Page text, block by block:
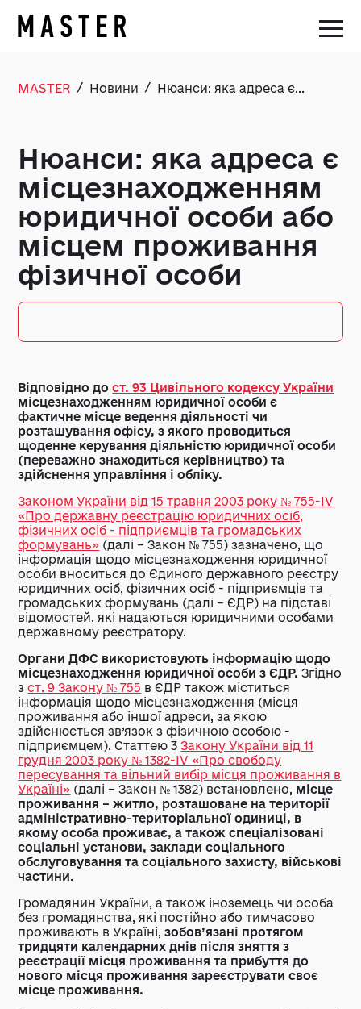
MASTER / Новини / Нюанси: яка адреса є...
Нюанси: яка адреса є
місцезнаходженням
юридичної особи або
місцем проживання
фізичної особи
Відповідно дост. 93 Цивільного кодексу України
місцезнаходженням юридичної особи є
фактичне місце ведення діяльності чи
розташування офісу, з якого проводиться
щоденне керування діяльністю юридичної особи
(переважно знаходиться керівництво) та
здійснення управління і обліку.
Законом України від 15 травня 2003 року № 755-IV
«Про державну реєстрацію юридичних осіб,
фізичних осіб - підприємців та громадських
формувань» (далі – Закон № 755) зазначено, що
інформація щодо місцезнаходження юридичної
особи вноситься до Єдиного державного реєстру
юридичних осіб, фізичних осіб - підприємців та
громадських формувань (далі – ЄДР) на підставі
відомостей, які надаються юридичними особами
державному реєстратору.
Органи ДФС використовують інформацію щодо
місцезнаходження юридичної особи з ЄДР. Згідно
зст. 9 Закону № 755 в ЄДР також міститься
інформація щодо місцезнаходження (місця
проживання або іншої адреси, за якою
здійснюється зв’язок з фізичною особою -
підприємцем). Статтею 3Закону України від 11
грудня 2003 року № 1382-IV «Про свободу
пересування та вільний вибір місця проживання в
Україні» (далі – Закон № 1382) встановлено, місце
проживання – житло, розташоване на території
адміністративно-територіальної одиниці, в
якому особа проживає, а також спеціалізовані
соціальні установи, заклади соціального
обслуговування та соціального захисту, військові
частини.
Громадянин України, а також іноземець чи особа
без громадянства, які постійно або тимчасово
проживають в Україні,зобов’язані протягом
тридцяти календарних днів після зняття з
реєстрації місця проживання та прибуття до
нового місця проживання зареєструвати своє
місце проживання.